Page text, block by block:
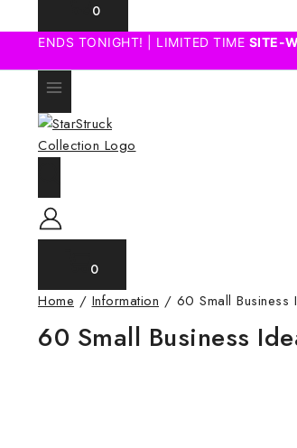
0
ENDS TONIGHT! | LIMITED TIME SITE-
0
Home / Information / 60 Small Business
60 Small Business